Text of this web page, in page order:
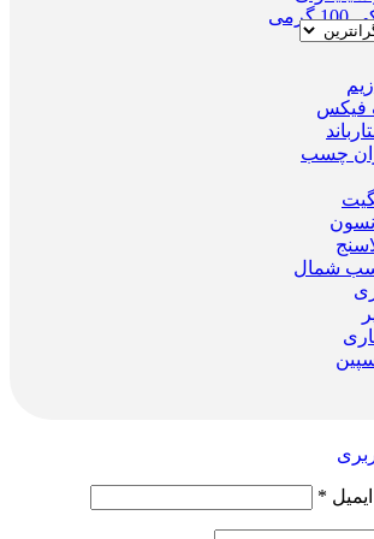
فیکس
چسب
شمال
*